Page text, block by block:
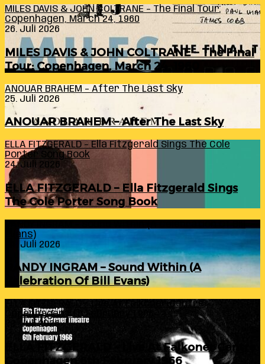
MILES DAVIS & JOHN COLTRANE – The Final Tour:
Copenhagen, March 24, 1960
26. Juli 2026
MILES DAVIS & JOHN COLTRANE – The Final
Tour: Copenhagen, March 24, 1960
ANOUAR BRAHEM – After The Last Sky
25. Juli 2026
ANOUAR BRAHEM – After The Last Sky
ELLA FITZGERALD – Ella Fitzgerald Sings The Cole
Porter Song Book
24. Juli 2026
ELLA FITZGERALD – Ella Fitzgerald Sings
The Cole Porter Song Book
Evans)
24. Juli 2026
RANDY INGRAM – Sound Within (A
Celebration Of Bill Evans)
ELLA FITZGERALD – Live At Falkoner Centre
Copenhagen 6th February 1966
23. Juli 2026
ELLA FITZGERALD – Live At Falkoner Centre
Copenhagen 6th February 1966